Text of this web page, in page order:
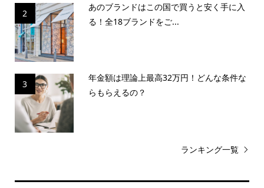
2
あのブランドはこの国で買うと安く手に入
る！全18ブランドをご...
3
年金額は理論上最高32万円！どんな条件な
らもらえるの？
ランキング一覧